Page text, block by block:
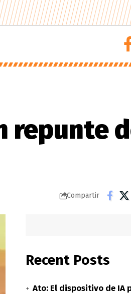
repunte
Compartir
Recent Posts
Ato: El dispositivo de IA